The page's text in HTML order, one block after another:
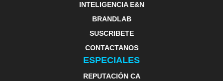
INTELIGENCIA E&N
BRANDLAB
SUSCRIBETE
CONTACTANOS
ESPECIALES
REPUTACIÓN CA